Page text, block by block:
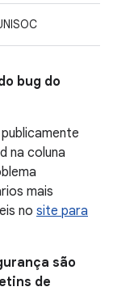
bug do
na coluna
mais
no site para
são
de